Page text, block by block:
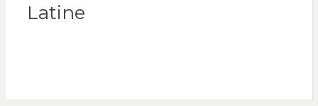
Latine